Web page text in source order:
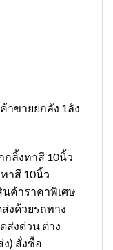
าขายยกลัง 1ลัง
กลิ้งทาสี 10นิ้ว
าสี 10นิ้ว
ค้าราคาพิเศษ
งด้วยรถทาง
ส่งด่วน ต่าง
) สั่งซื้อ